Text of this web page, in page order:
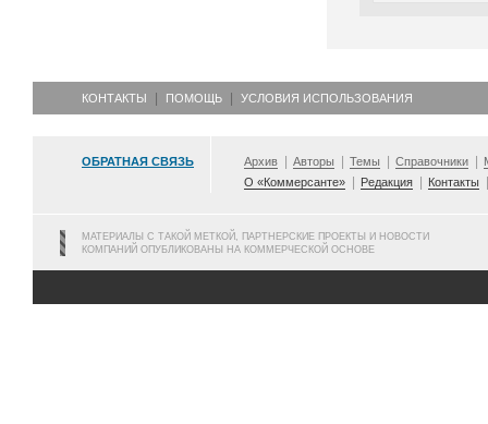
КОНТАКТЫ ПОМОЩЬ УСЛОВИЯ ИСПОЛЬЗОВАНИЯ
ОБРАТНАЯ СВЯЗЬ Архив Авторы Темы Справочники
О «Коммерсанте»
Редакция Контакты
МАТЕРИАЛЫ С ТАКОЙ МЕТКОЙ, ПАРТНЕРСКИЕ ПРОЕКТЫ И НОВОСТИ
КОМПАНИЙ ОПУБЛИКОВАНЫ НА КОММЕРЧЕСКОЙ ОСНОВЕ